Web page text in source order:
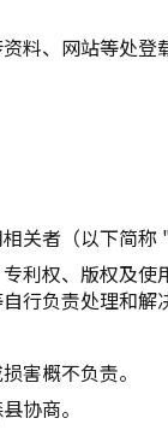
料、网站等处登
者（以下简
权、版权及
行负责处理和解
害概不负责。
协商。